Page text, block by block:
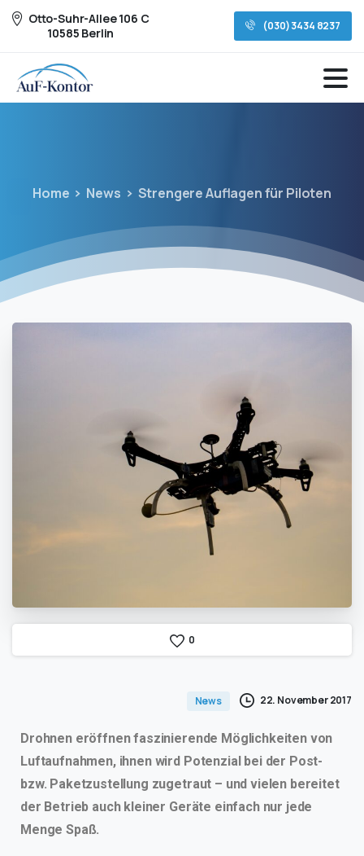
Otto-Suhr-Allee 106 C
10585 Berlin
(030) 3434 8237
Home News Strengere Auflagen für Piloten
0
News 22. November 2017
Drohnen eröffnen faszinierende Möglichkeiten von
Luftaufnahmen, ihnen wird Potenzial bei der Post-
bzw. Paketzustellung zugetraut – und vielen bereitet
der Betrieb auch kleiner Geräte einfach nur jede
Menge Spaß.